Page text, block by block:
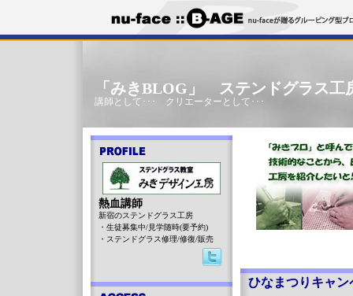
「みきBLOG」 ステンドグラス工
講師として･･･ クリエーターとして･･･
ひなまつりキャン
熱血講師
新宿のステンドグラス工房
・生徒募集中/見学随時(要予約)
・ステンドグラス修理/修復/販売